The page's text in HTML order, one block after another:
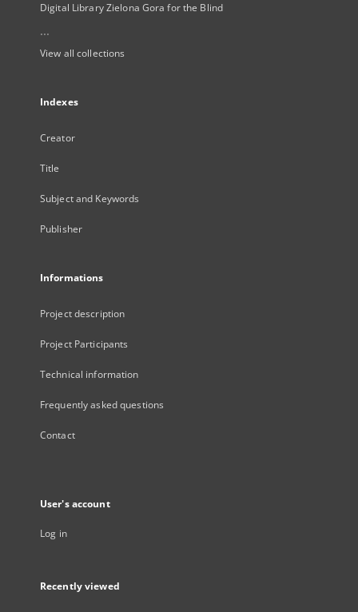
Digital Library Zielona Gora for the Blind
...
View all collections
Indexes
Creator
Title
Subject and Keywords
Publisher
Informations
Project description
Project Participants
Technical information
Frequently asked questions
Contact
User's account
Log in
Recently viewed